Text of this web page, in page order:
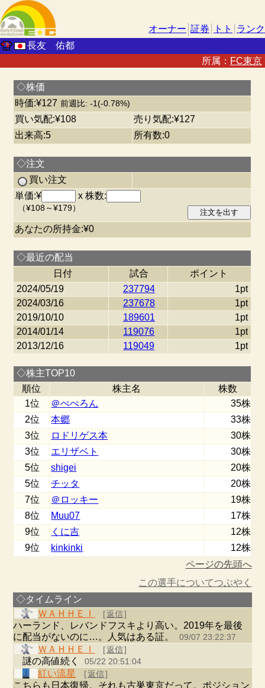
オーナー 証券 トト
ランク
長友 佑都
所属： FC東京
◇株価
時価:¥127 前週比: -1(-0.78%)
買い気配:¥108
売り気配:¥127
出来高:5
所有数:0
◇注文
買い注文
単価:¥
x 株数:
（¥108～¥179）
あなたの所持金:¥0
◇最近の配当
日付
試合
ポイント
2024/05/19
237794
1pt
2024/03/16
237678
1pt
2019/10/10
189601
1pt
2014/01/14
119076
1pt
2013/12/16
119049 1pt
◇株主TOP10
順位
株主名
株数
1位
＠ぺぺろん
35株
2位
本郷
33株
3位
ロドリゲス本
30株
3位
エリザベト
30株
5位
shigei
20株
5位
チッタ
20株
7位
＠ロッキー
19株
8位
Muu07
17株
9位
くに吉
12株
9位
kinkinki
12株
ページの先頭へ
この選手についてつぶやく
◇タイムライン
ＷＡＨＨＥＩ
[返信]
ハーランド、レバンドフスキより高い。2019年を最後
に配当がないのに…。人気はある証。
09/07 23:22:37
ＷＡＨＨＥＩ [返信]
謎の高値続く 05/22 20:51:04
紅い流星 [返信]
こちらも日本復帰。それも古巣東京だって。ポジション